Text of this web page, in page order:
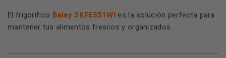
El frigorífico Balay 3KFE351WI es la solución perfecta para
mantener tus alimentos frescos y organizados.